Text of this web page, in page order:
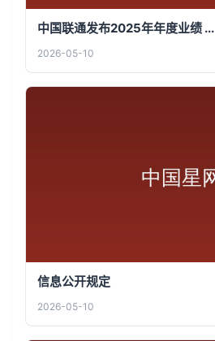
中国联通发布2025年年度业绩 ...
2026-05-10
信息公开规定
2026-05-10